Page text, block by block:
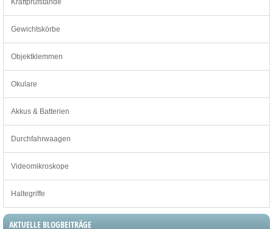
Gewichtskörbe
Objektklemmen
Okulare
Akkus & Batterien
Durchfahrwaagen
Videomikroskope
Haltegriffe
AKTUELLE BLOGBEITRÄGE